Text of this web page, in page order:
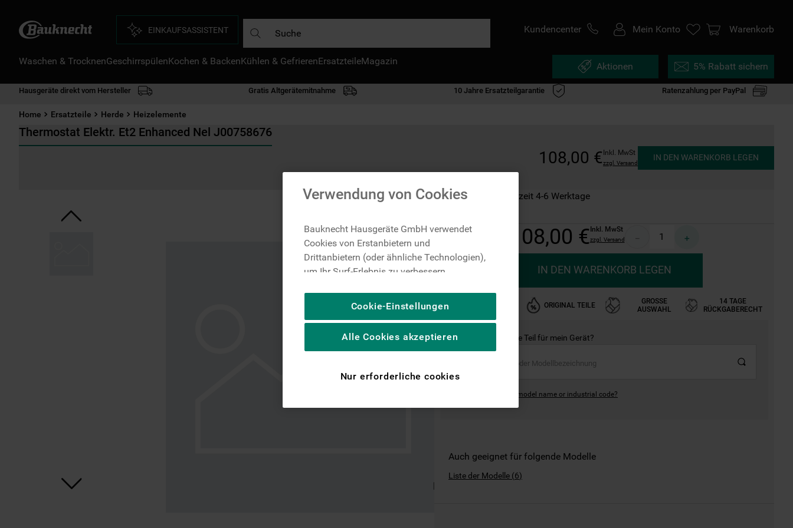
EINKAUFSASSISTENT Kundencenter Mein Konto Warenkorb
Waschen & TrocknenGeschirrspülenKochen & BackenKühlen & GefrierenErsatzteileMagazin Aktionen 5% Rabatt sichern
Hausgeräte direkt vom Hersteller Gratis Altgerätemitnahme 10 Jahre Ersatzteilgarantie Ratenzahlung per PayPal
Home Ersatzteile Herde Heizelemente
Thermostat Elektr. Et2 Enhanced Nel J00758676
108,00 € Inkl. MwSt
zzgl. Versand
IN DEN WARENKORB LEGEN
Auf Lager: Lieferzeit 4-6 Werktage
108,00 €Inkl. MwSt
zzgl. Versand ＋
IN DEN WARENKORB LEGEN
ORIGINAL TEILE
GROSSE A
USWAHL
14 TAGE
RÜCKGABERECHT
Ist dies das richtige Teil für mein Gerät?
Where can I find the model name or industrial code?
Auch geeignet für folgende Modelle
Liste der Modelle (6)
Verwendung von Cookies
Bauknecht Hausgeräte GmbH verwendet
Cookies von Erstanbietern und
Drittanbietern (oder ähnliche Technologien),
um Ihr Surf-Erlebnis zu verbessern
um die redaktionellen Inhalte der Website
basierend auf Ihrer Nutzung der Website zu
personalisieren, die Funktionalität der
spezifische Funktionen anzubieten
(einschließlich über Drittanbieter und auf
Plattformen, beispielsweise Google LLC –
Cookie-Einstellungen
Nur erforderliche cookies
Alle Cookies akzeptieren
DIE HÄUFIGSTEN SUCHANFRAGEN
gefrierschrank
kühl-gefrierkombination freistehend